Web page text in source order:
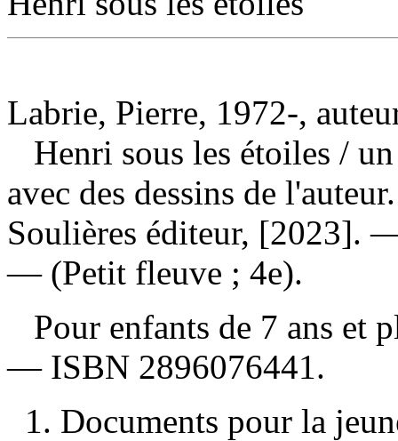
Labrie, Pierre, 1972-,
Henri sous les étoiles /
avec des dessins de
Soulières éditeur, [2023].
— (Petit fleuve ; 4e).
Pour enfants de 7 ans et
— ISBN 2896076441.
1. Documents pour la